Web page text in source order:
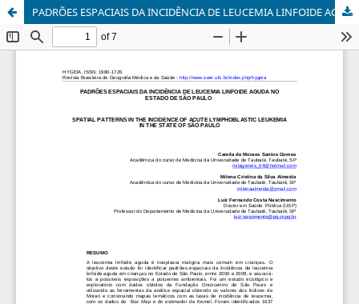
PADRÕES ESPACIAIS DA INCIDÊNCIA DE LEUCEMIA LINFOIDE AGUDA NO ESTADO DE SÃO PAULO